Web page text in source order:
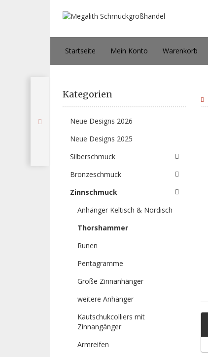
Startseite Mein Konto Warenkorb
Kategorien
Neue Designs 2026
Neue Designs 2025
Silberschmuck
Bronzeschmuck
Zinnschmuck
Anhänger Keltisch & Nordisch
Thorshammer
Runen
Pentagramme
Große Zinnanhänger
weitere Anhänger
Kautschukcolliers mit
Zinnangänger
Armreifen